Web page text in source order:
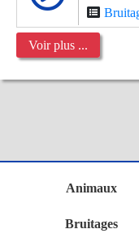
Voir plus ...
Animaux
Bruitages